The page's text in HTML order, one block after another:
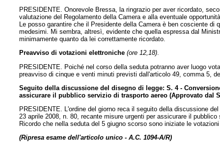
PRESIDENTE. Onorevole Bressa, la ringrazio per aver ricordato,
valutazione del Regolamento della Camera e alla eventuale
Le posso garantire che il Presidente della Camera è ben cosciente
medesimi. Mi sembra, altresì, evidente che quella espressa dal
minimamente quanto da lei correttamente ricordato.
Preavviso di votazioni elettroniche (ore 12,18).
PRESIDENTE. Poiché nel corso della seduta potranno aver luogo
preavviso di cinque e venti minuti previsti dall'articolo 49, comma 5,
Seguito della discussione del disegno di legge: S. 4 -
assicurare il pubblico servizio di trasporto aereo (Approvato dal
PRESIDENTE. L'ordine del giorno reca il seguito della discussione
23 aprile 2008, n. 80, recante misure urgenti per assicurare il
Ricordo che nella seduta del 5 giugno scorso sono iniziate le
(Ripresa esame dell'articolo unico - A.C. 1094-A/R)